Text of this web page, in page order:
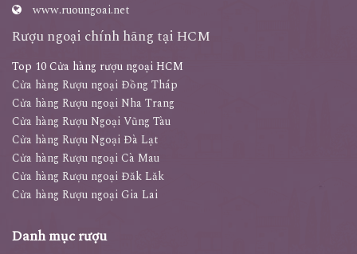
www.ruoungoai.net
Rượu ngoại chính hãng tại HCM
Top 10 Cửa hàng rượu ngoại HCM
Cửa hàng Rượu ngoại Đồng Tháp
Cửa hàng Rượu ngoại Nha Trang
Cửa hàng Rượu Ngoại Vũng Tàu
Cửa hàng Rượu Ngoại Đà Lạt
Cửa hàng Rượu ngoại Cà Mau
Cửa hàng Rượu ngoại Đăk Lăk
Cửa hàng Rượu ngoại Gia Lai
Danh mục rượu